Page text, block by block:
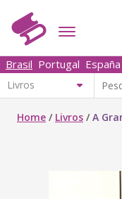
Brasil Portugal España
Home / Livros /A